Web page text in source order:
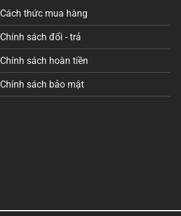
Cách thức mua hàng
Chính sách đổi - trả
Chính sách hoàn tiền
Chính sách bảo mật